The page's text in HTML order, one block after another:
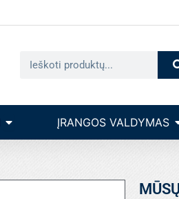
Open siurbliaiĮRANGOS VALDYMAS